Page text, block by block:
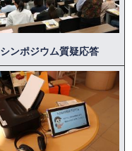
シンポジウム質疑応答